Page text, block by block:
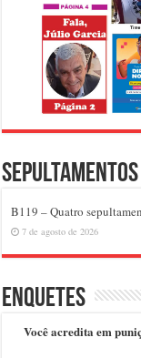
B119 – Quatro
7 de agosto de 2026
Enquetes
Você acredita em